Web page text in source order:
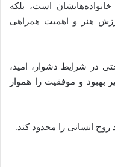
خانواده‌هایشان است، بلکه
هنر و اهمیت همراهی
در شرایط دشوار، امید،
بهبود و موفقیت را هموار
انسانی را محدود کند.